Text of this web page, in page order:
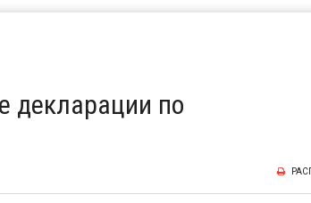
декларации по